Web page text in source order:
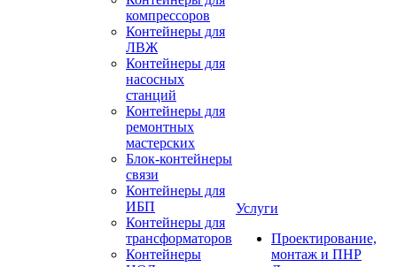
компрессоров
Контейнеры для
ЛВЖ
Контейнеры для
насосных
станций
Контейнеры для
ремонтных
мастерских
Блок-контейнеры
связи
Контейнеры для
ИБП
Контейнеры для
трансформаторов
Контейнеры
Услуги
Проектирование,
монтаж и ПНР